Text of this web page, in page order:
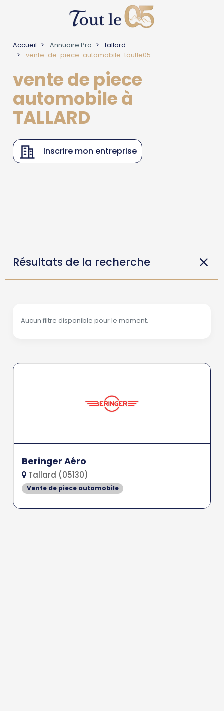
Accueil Annuaire Pro
tallard
vente-de-piece-automobile-toutle05
vente de piece
automobile à
TALLARD
Inscrire mon entreprise
Résultats de la recherche
Aucun filtre disponible pour le moment.
Beringer Aéro
Tallard (05130)
Vente de piece automobile